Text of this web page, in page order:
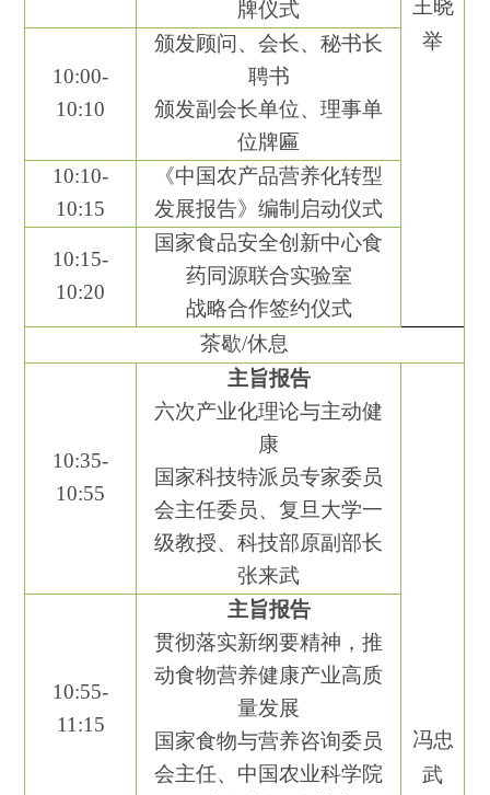
王晓
举
牌仪式
10:00-
10:10
颁发顾问、会长、秘书长
聘书
颁发副会长单位、理事单
位牌匾
10:10-
10:15
《中国农产品营养化转型
发展报告》编制启动仪式
10:15-
10:20
国家食品安全创新中心食
药同源联合实验室
战略合作签约仪式
茶歇/休息
10:35-
10:55
主旨报告
六次产业化理论与主动健
康
国家科技特派员专家委员
会主任委员、复旦大学一
级教授、科技部原副部长
张来武
冯忠
武
10:55-
11 :15
主旨报告
贯彻落实新纲要精神，推
动食物营养健康产业高质
量发展
国家食物与营养咨询委员
会主任、中国农业科学院